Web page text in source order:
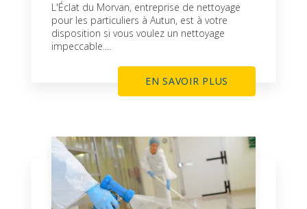
L'Éclat du Morvan, entreprise de nettoyage
pour les particuliers à Autun, est à votre
disposition si vous voulez un nettoyage
impeccable....
EN SAVOIR PLUS